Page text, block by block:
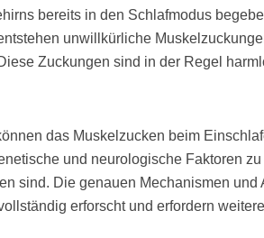
bereits in den Schlafmodus
unwillkürliche
Zuckungen sind in der Regel
das Muskelzucken beim
und neurologische Faktoren
sind. Die genauen Mechanismen und
erforscht und erfordern